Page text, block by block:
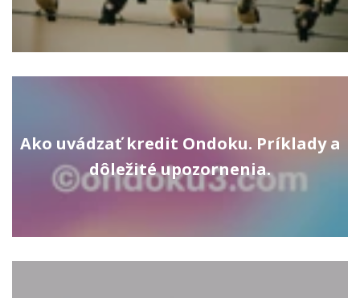
Ako uvádzať kredit Ondoku. Príklady a
dôležité upozornenia.